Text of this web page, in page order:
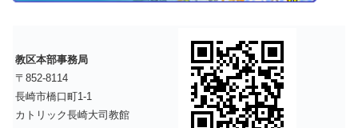
教区本部事務局
〒852-8114
長崎市橋口町1-1
カトリック長崎大司教館